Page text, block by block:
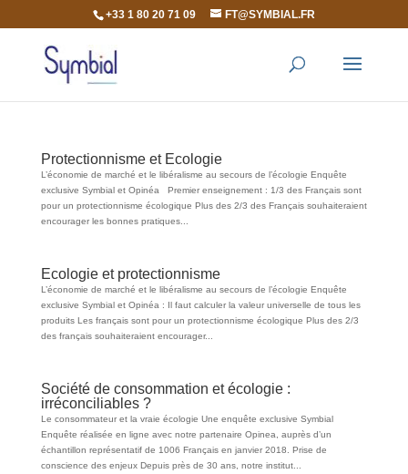
+33 1 80 20 71 09 FT@SYMBIAL.FR
Protectionnisme et Ecologie
L’économie de marché et le libéralisme au secours de l’écologie Enquête
exclusive Symbial et Opinéa Premier enseignement : 1/3 des Français sont
pour un protectionnisme écologique Plus des 2/3 des Français souhaiteraient
encourager les bonnes pratiques...
Ecologie et protectionnisme
L’économie de marché et le libéralisme au secours de l’écologie Enquête
exclusive Symbial et Opinéa : Il faut calculer la valeur universelle de tous les
produits Les français sont pour un protectionnisme écologique Plus des 2/3
des français souhaiteraient encourager...
Société de consommation et écologie :
irréconciliables ?
Le consommateur et la vraie écologie Une enquête exclusive Symbial
Enquête réalisée en ligne avec notre partenaire Opinea, auprès d’un
échantillon représentatif de 1006 Français en janvier 2018. Prise de
conscience des enjeux Depuis près de 30 ans, notre institut...